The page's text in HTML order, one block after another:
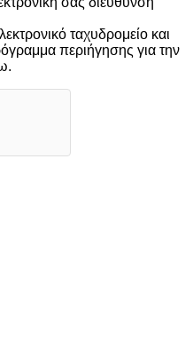
ταχυδρομείο και
περιήγησης για την